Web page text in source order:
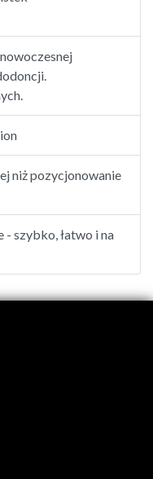
niż pozycjonowanie
- szybko, łatwo i na